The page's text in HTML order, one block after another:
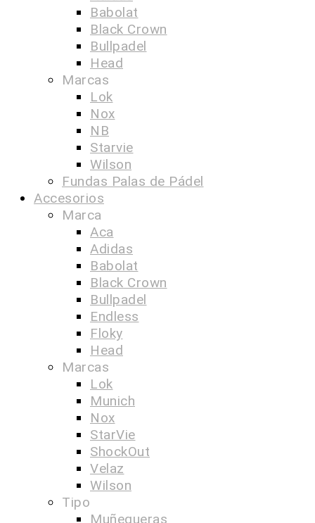
Babolat
Black Crown
Bullpadel
Head
Marcas
Lok
Nox
NB
Starvie
Wilson
Fundas Palas de Pádel
Accesorios
Marca
Aca
Adidas
Babolat
Black Crown
Bullpadel
Endless
Floky
Head
Marcas
Lok
Munich
Nox
StarVie
ShockOut
Velaz
Wilson
Tipo
Muñequeras